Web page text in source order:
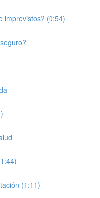
imprevistos? (0:54)
(1:11)